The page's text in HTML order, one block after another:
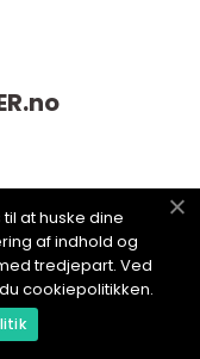
no
at huske dine
af indhold og
tredjepart. Ved
cookiepolitikken.